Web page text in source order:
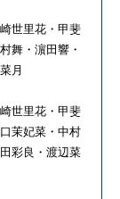
世里花・甲斐
舞・濵田響・
月
世里花・甲斐
茉妃菜・中村
彩良・渡辺菜